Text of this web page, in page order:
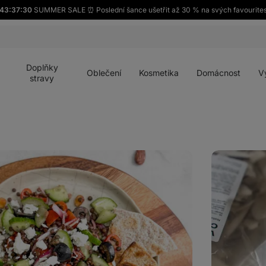
43:37:28SUMMER SALE ⏰ Poslední šance ušetřit až 30 % na svých favourites
Doplňky
stravy
Oblečení Kosmetika Domácnost
Domácí